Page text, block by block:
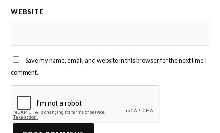
WEBSITE
Save my name, email, and website in this browser for the next time I
comment.